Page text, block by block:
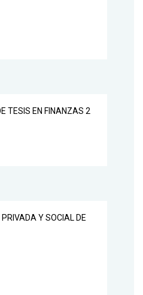
TESIS EN FINANZAS 2
Y SOCIAL DE